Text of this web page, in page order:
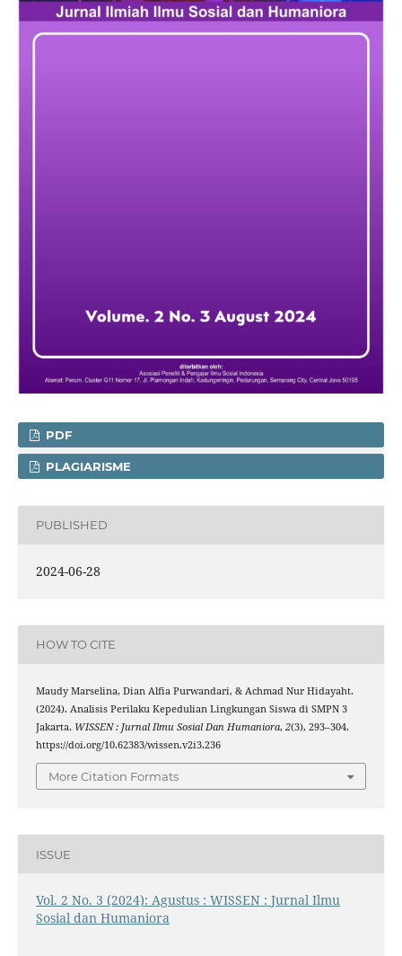
PDF
PLAGIARISME
PUBLISHED
2024-06-28
HOW TO CITE
Maudy Marselina, Dian Alfia Purwandari, & Achmad Nur Hidayaht.
(2024). Analisis Perilaku Kepedulian Lingkungan Siswa di SMPN 3
Jakarta. WISSEN : Jurnal Ilmu Sosial Dan Humaniora, 2(3), 293–304.
https://doi.org/10.62383/wissen.v2i3.236
More Citation Formats
ISSUE
Vol. 2 No. 3 (2024): Agustus : WISSEN : Jurnal Ilmu
Sosial dan Humaniora